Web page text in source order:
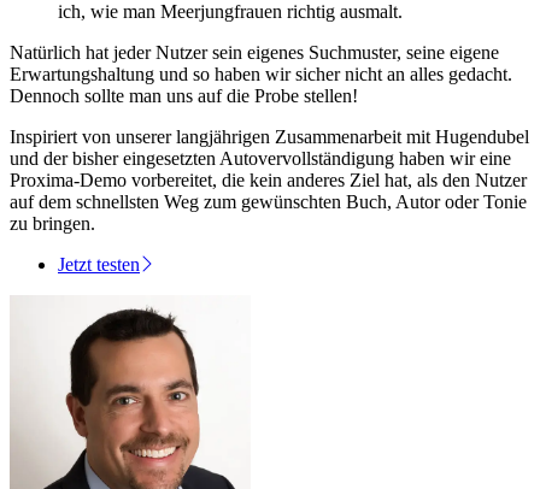
ich, wie man Meerjungfrauen richtig ausmalt.
Natürlich hat jeder Nutzer sein eigenes Suchmuster, seine eigene
Erwartungshaltung und so haben wir sicher nicht an alles gedacht.
Dennoch sollte man uns auf die Probe stellen!
Inspiriert von unserer langjährigen Zusammenarbeit mit Hugendubel
und der bisher eingesetzten Autovervollständigung haben wir eine
Proxima-Demo vorbereitet, die kein anderes Ziel hat, als den Nutzer
auf dem schnellsten Weg zum gewünschten Buch, Autor oder Tonie
zu bringen.
Jetzt testen